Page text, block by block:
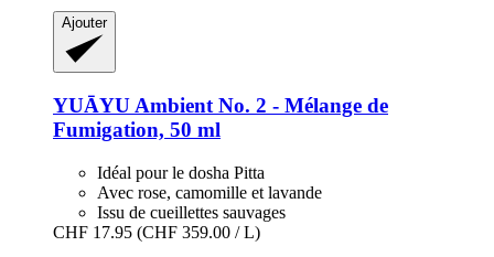
Ajouter
YUĀYU Ambient No. 2 -​ Mélange de
Fumigation, 50 ml
Idéal pour le dosha Pitta
Avec rose, camomille et lavande
Issu de cueillettes sauvages
CHF 17.95 (CHF 359.00 / L)